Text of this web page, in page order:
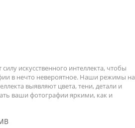
искусственного интеллекта, чтобы
в нечто невероятное. Наши режимы на
выявляют цвета, тени, детали и
ваши фотографии яркими, как и